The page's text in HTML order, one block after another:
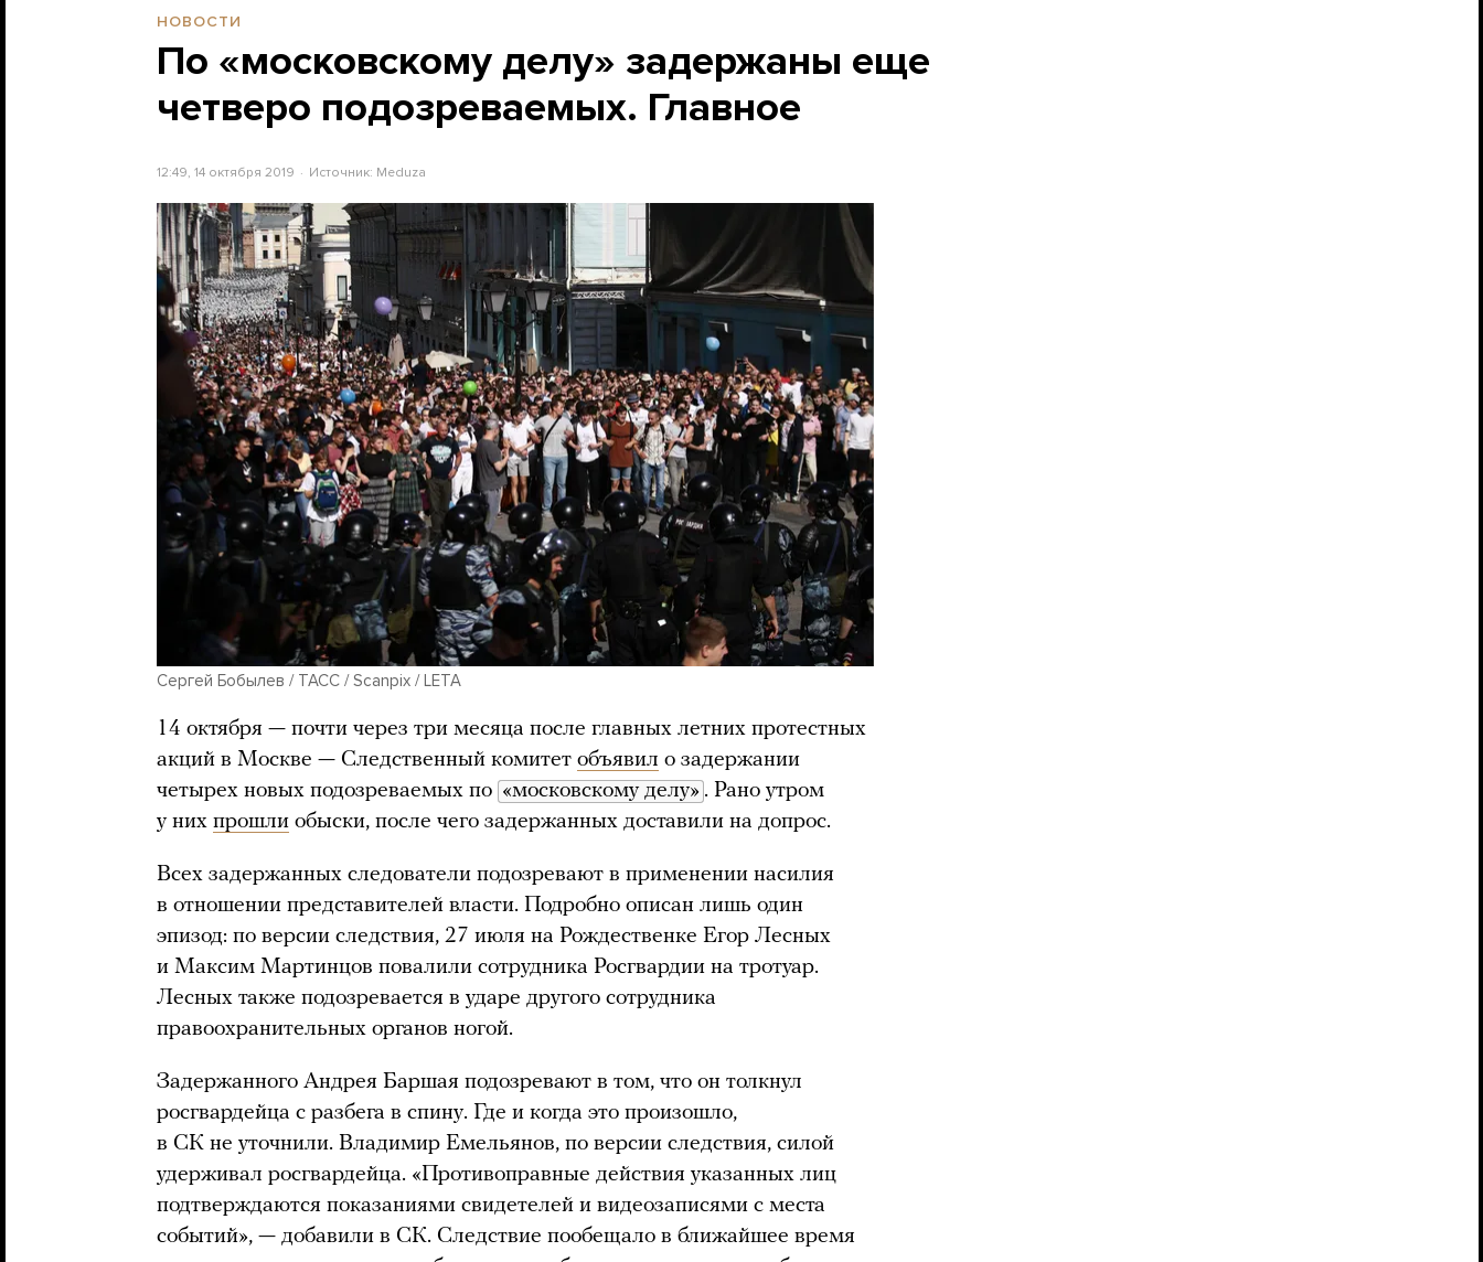
НОВОСТИ
По «московскому делу» задержаны еще
четверо подозреваемых. Главное
12:49, 14 октября 2019 Источник: Meduza
Сергей Бобылев / ТАСС / Scanpix / LETA
14 октября — почти через три месяца после главных летних протестных
акций в Москве — Следственный комитет объявил о задержании
четырех новых подозреваемых по «московскому делу» . Рано утром
у них прошли обыски, после чего задержанных доставили на допрос.
Всех задержанных следователи подозревают в применении насилия
в отношении представителей власти. Подробно описан лишь один
эпизод: по версии следствия, 27 июля на Рождественке Егор Лесных
и Максим Мартинцов повалили сотрудника Росгвардии на тротуар.
Лесных также подозревается в ударе другого сотрудника
правоохранительных органов ногой.
Задержанного Андрея Баршая подозревают в том, что он толкнул
росгвардейца с разбега в спину. Где и когда это произошло,
в СК не уточнили. Владимир Емельянов, по версии следствия, силой
удерживал росгвардейца. «Противоправные действия указанных лиц
подтверждаются показаниями свидетелей и видеозаписями с места
событий», — добавили в СК. Следствие пообещало в ближайшее время